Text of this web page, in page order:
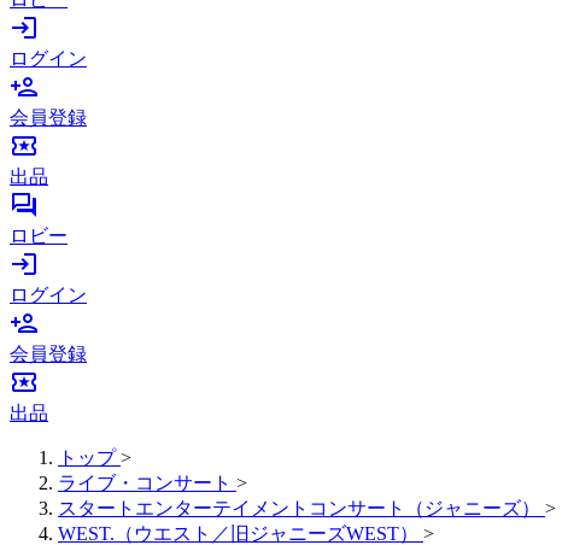
login
ログイン
person_add
会員登録
local_activity
出品
forum
ロビー
login
ログイン
person_add
会員登録
local_activity
出品
トップ >
ライブ・コンサート >
スタートエンターテイメントコンサート（ジャニーズ）
>
WEST.（ウエスト／旧ジャニーズWEST）
>